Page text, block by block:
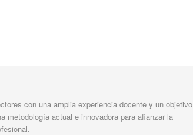
con una amplia experiencia docente y un objetivo
metodología actual e innovadora para afianzar la